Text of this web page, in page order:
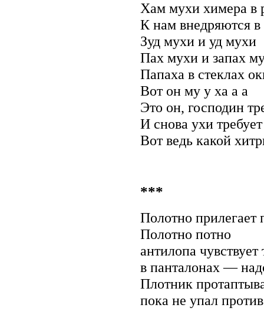
Хам мухи химера в
К нам внедряются в
Зуд мухи и уд мухи
Пах мухи и запах
Папаха в стеклах
Вот он му у ха а а
Это он, господин
И снова ухи требует
Вот ведь какой
***
Полотно прилегает
Полотно потно
антилопа
в панталонах —
Плотник
пока не упал